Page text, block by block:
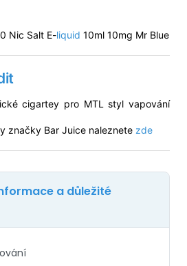
Nic Salt E-liquid 10ml 10mg Mr Blue
cigartey pro MTL styl vapování
značky Bar Juice naleznete zde